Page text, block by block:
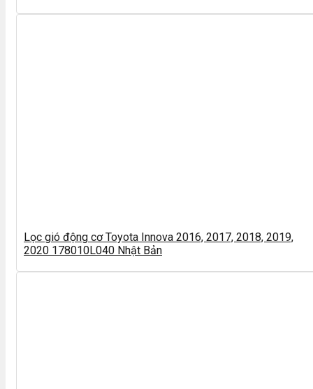
Lọc gió động cơ Toyota Innova 2016, 2017, 2018, 2019,
2020 178010L040 Nhật Bản